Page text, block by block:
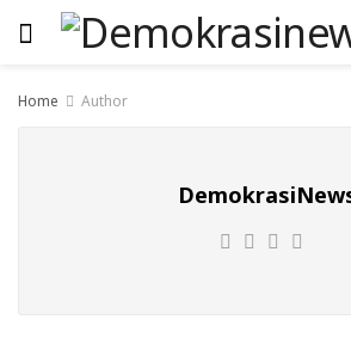
Home Author